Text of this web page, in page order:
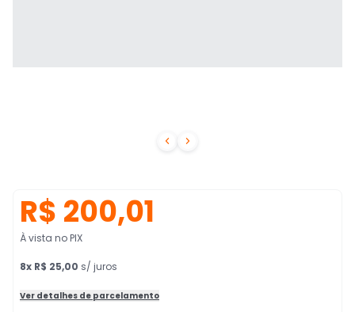
 
R$ 200,01
À vista no PIX
8x R$ 25,00 s/ juros
Ver detalhes de parcelamento